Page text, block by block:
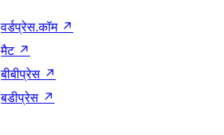
वर्डप्रेस.कॉम ↗
मैट ↗
बीबीप्रेस ↗
बडीप्रेस ↗